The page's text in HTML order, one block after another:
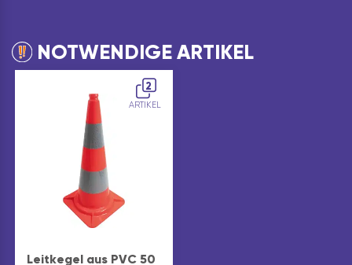
NOTWENDIGE ARTIKEL
2
ARTIKEL
Leitkegel aus PVC 50